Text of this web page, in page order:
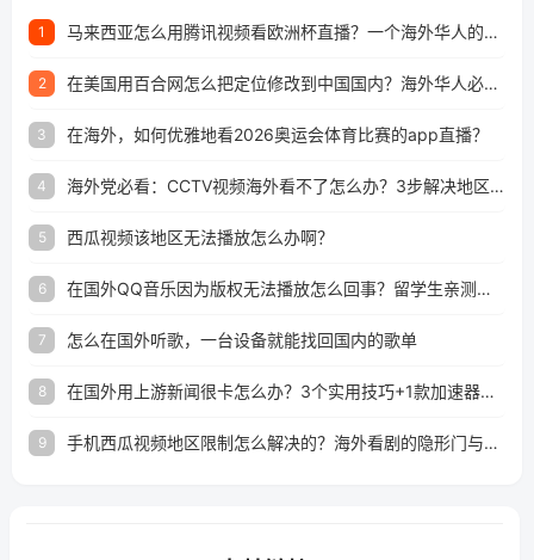
1 马来西亚怎么用腾讯视频看欧洲杯直播？一个海外华人的真实困扰与破解
2 在美国用百合网怎么把定位修改到中国国内？海外华人必备的回国加速指南
3 在海外，如何优雅地看2026奥运会体育比赛的app直播？
4 海外党必看：CCTV视频海外看不了怎么办？3步解决地区限制+追剧自由
5 西瓜视频该地区无法播放怎么办啊？
6 在国外QQ音乐因为版权无法播放怎么回事？留学生亲测有效的解决办法
7 怎么在国外听歌，一台设备就能找回国内的歌单
8 在国外用上游新闻很卡怎么办？3个实用技巧+1款加速器解决海外看国内内容难题
9 手机西瓜视频地区限制怎么解决的？海外看剧的隐形门与钥匙